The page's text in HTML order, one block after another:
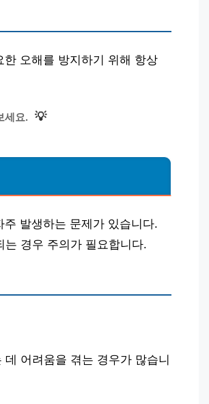
오해를 방지하기 위해 항상
세요. 💡
발생하는 문제가 있습니다.
경우 주의가 필요합니다.
어려움을 겪는 경우가 많습니